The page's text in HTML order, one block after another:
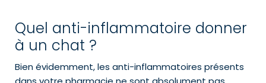
Quel anti-inflammatoire donner
à un chat ?
Bien évidemment, les anti-inflammatoires présents